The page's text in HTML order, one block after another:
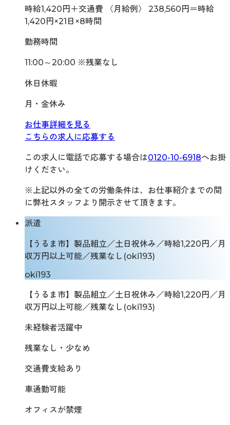
時給1,420円＋交通費 〈月給例〉 238,560円＝時給
1,420円×21日×8時間
勤務時間
11:00～20:00 ※残業なし
休日休暇
月・金休み
お仕事詳細を見る
こちらの求人に応募する
この求人に電話で応募する場合は0120-10-6918へお掛
けください。
※上記以外の全ての労働条件は、お仕事紹介までの間
に弊社スタッフより開示させて頂きます。
派遣
【うるま市】製品組立／土日祝休み／時給1,220円／月
収万円以上可能／残業なし(oki193)
oki193
【うるま市】製品組立／土日祝休み／時給1,220円／月
収万円以上可能／残業なし(oki193)
未経験者活躍中
残業なし・少なめ
交通費支給あり
車通勤可能
オフィスが禁煙